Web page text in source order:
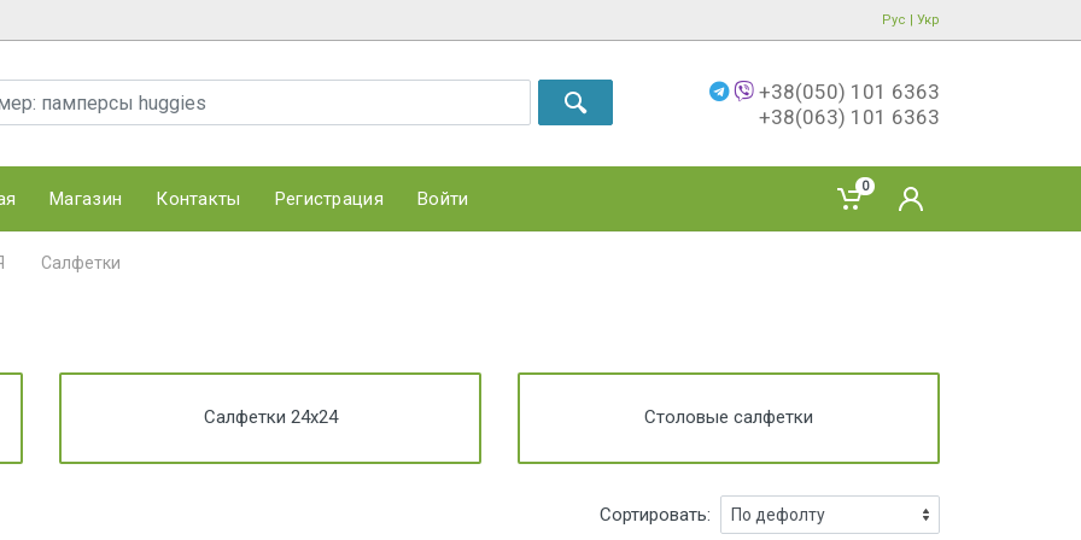
Рус | Укр
+38(050) 101 6363
+38(063) 101 6363
Магазин Контакты Регистрация Войти
0
Салфетки
Салфетки 24х24 Столовые салфетки
Сортировать: